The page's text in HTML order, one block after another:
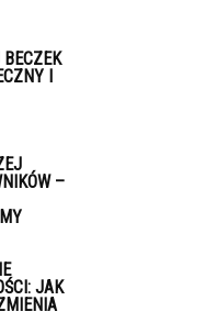
I
–
JAK